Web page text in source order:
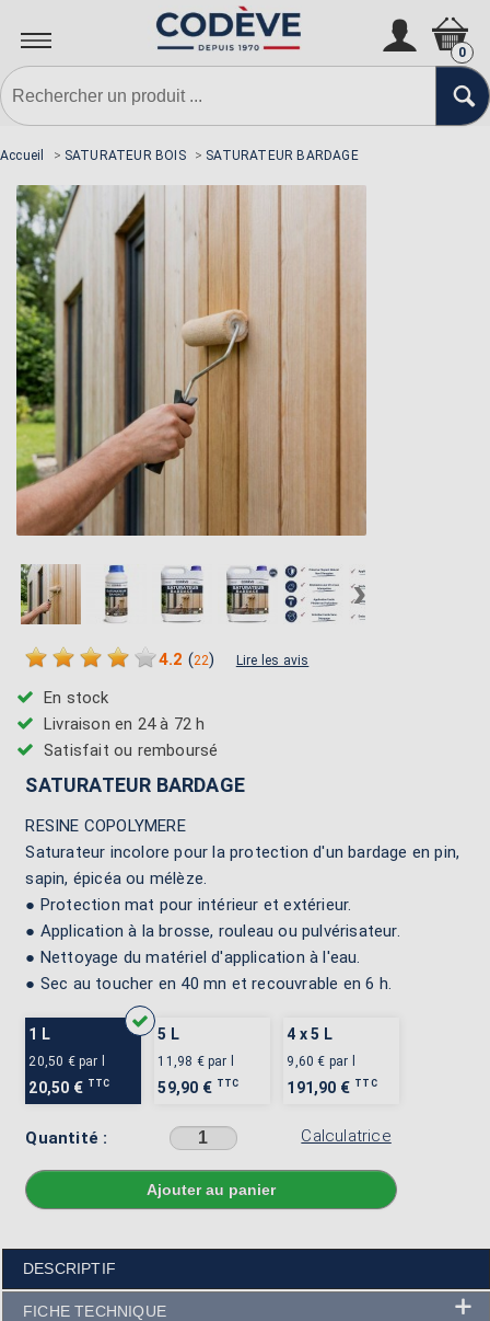
0
Accueil > SATURATEUR BOIS > SATURATEUR BARDAGE
›
4.2 (22) Lire les avis
En stock
Livraison en 24 à 72 h
Satisfait ou remboursé
SATURATEUR BARDAGE
RESINE COPOLYMERE
Saturateur incolore pour la protection d'un bardage en pin,
sapin, épicéa ou mélèze.
● Protection mat pour intérieur et extérieur.
● Application à la brosse, rouleau ou pulvérisateur.
● Nettoyage du matériel d'application à l'eau.
● Sec au toucher en 40 mn et recouvrable en 6 h.
1 L
20,50 €par l
20,50 € TTC
5 L
11,98 €par l
59,90 € TTC
4 x 5 L
9,60 € par l
191,90 € TTC
Quantité : Calculatrice
Sélectionner une couleur avant d'ajouter au panier
DESCRIPTIF
FICHE TECHNIQUE
N'oubliez pas la sous-couche si
nécessaire